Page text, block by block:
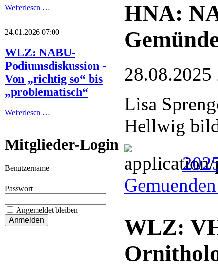
Weiterlesen …
24.01.2026 07:00
WLZ: NABU-
Podiumsdiskussion -
Von „richtig so“ bis
„problematisch“
Weiterlesen …
Mitglieder-Login
Benutzername
Passwort
Angemeldet bleiben
HNA:
28.08.2025
Lisa
Hellwig
WLZ: